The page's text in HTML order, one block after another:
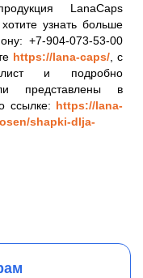
LanaCaps
узнать больше
+7-904-073-53-00
https://lana-caps/, с
и подробно
представлены в
ссылке: https://lana-
shapki-dlja-